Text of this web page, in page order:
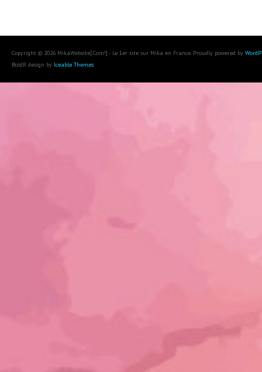
Copyright © 2026 MikaWebsite[.Com!] - Le 1er site sur Mika en France. Proudly powered by
BoldR design by Iceable Themes.